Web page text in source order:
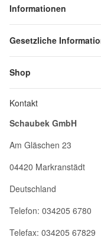
Informationen
Gesetzliche
Shop
Kontakt
Schaubek GmbH
Am Gläschen 23
04420 Markranstädt
Deutschland
Telefon: 034205 6780
Telefax: 034205 67829